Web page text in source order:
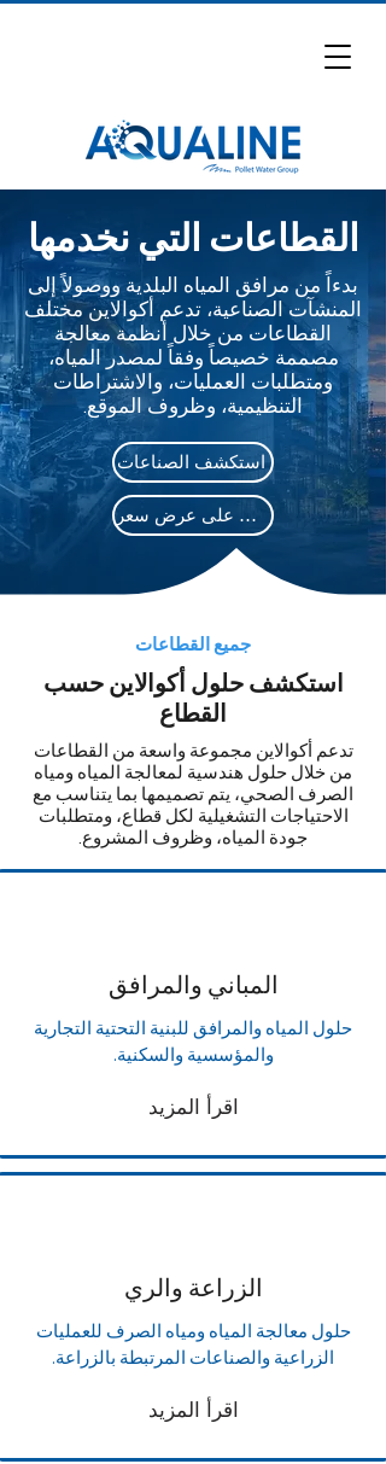
القطاعات التي نخدمها
بدءاً من مرافق المياه البلدية ووصولاً إلى
المنشآت الصناعية، تدعم أكوالاين مختلف
القطاعات من خلال أنظمة معالجة
مصممة خصيصاً وفقاً لمصدر المياه،
ومتطلبات العمليات، والاشتراطات
التنظيمية، وظروف الموقع.
استكشف الصناعات
احصل على عرض سعر
جميع القطاعات
استكشف حلول أكوالاين حسب
القطاع
تدعم أكوالاين مجموعة واسعة من القطاعات
من خلال حلول هندسية لمعالجة المياه ومياه
الصرف الصحي، يتم تصميمها بما يتناسب مع
الاحتياجات التشغيلية لكل قطاع، ومتطلبات
جودة المياه، وظروف المشروع.
المباني والمرافق
حلول المياه والمرافق للبنية التحتية التجارية
والمؤسسية والسكنية.
اقرأ المزيد
الزراعة والري
حلول معالجة المياه ومياه الصرف للعمليات
الزراعية والصناعات المرتبطة بالزراعة.
اقرأ المزيد